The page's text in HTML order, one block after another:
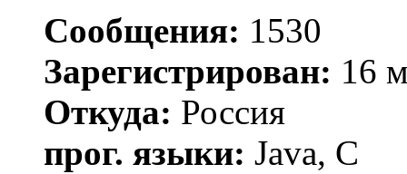
Сообщения: 1530
Зарегистрирован: 16
Откуда: Россия
прог. языки: Java, C